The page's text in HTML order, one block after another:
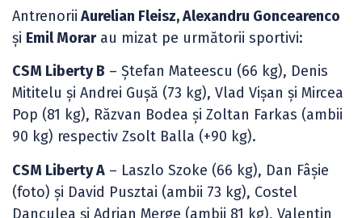
Antrenorii Aurelian Fleisz, Alexandru Goncearenco
și Emil Morarau mizat pe următorii sportivi:
CSM Liberty B – Ștefan Mateescu (66 kg), Denis
Mititelu și Andrei Gușă (73 kg), Vlad Vișan și Mircea
Pop (81 kg), Răzvan Bodea și Zoltan Farkas (ambii
90 kg) respectiv Zsolt Balla (+90 kg).
CSM Liberty A – Laszlo Szoke (66 kg), Dan Fâșie
(foto) și David Pusztai (ambii 73 kg), Costel
Danculea și Adrian Merge (ambii 81 kg), Valentin